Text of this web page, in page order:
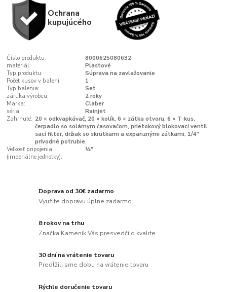
Ochrana
kupujúcého
Číslo produktu:
8000625080632
materiál:
Plastové
Typ produktu:
Súprava na zavlažovanie
Počet kusov v balení:
1
Typ balenia:
Set
záruka výrobcu:
2 roky
Marka:
Claber
séria:
Rainjet
Zahrnuté: 20 × odkvapkávač, 20 × kolík, 6 × zátka otvoru, 6 × T-kus,
čerpadlo so solárnym časovačom, prietokový blokovací ventil,
sací filter, držiak so skrutkami a expanznými zátkami, 1/4″
prívodné potrubie
Veľkosť pripojenia
(imperiálne jednotky):
¼"
Doprava od 30€ zadarmo
Využite dopravu úplne zadarmo
8 rokov na trhu
Značka Kameník Vás presvedčí o kvalite
30 dní na vrátenie tovaru
Predĺžili sme dobu na vrátenie tovaru
Rýchle doručenie tovaru